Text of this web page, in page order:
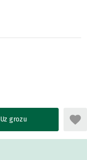
Uz grozu